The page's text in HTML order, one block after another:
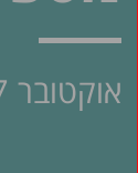
אוקטובר 2017